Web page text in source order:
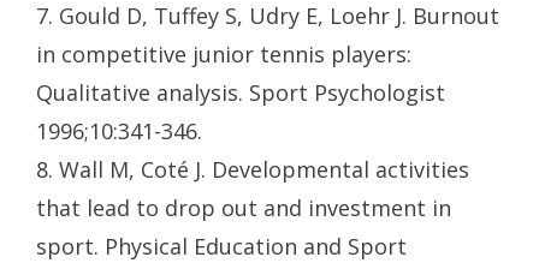
7. Gould D, Tuffey S, Udry E, Loehr J. Burnout
in competitive junior tennis players:
Qualitative analysis. Sport Psychologist
1996;10:341-346.
8. Wall M, Coté J. Developmental activities
that lead to drop out and investment in
sport. Physical Education and Sport